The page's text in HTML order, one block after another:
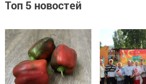
Топ 5 новостей